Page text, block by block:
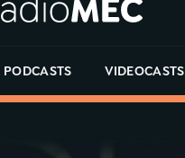
PODCASTS VIDEOCASTS